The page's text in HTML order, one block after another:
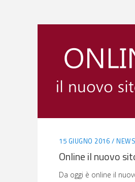
15 GIUGNO 2016 NEWS
Online il nuovo
Da oggi è online il